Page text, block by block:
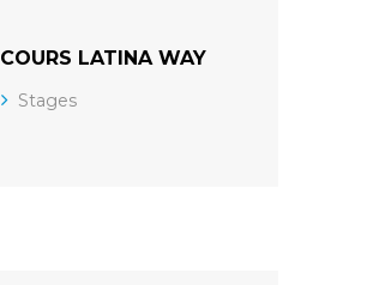
COURS LATINA WAY
Stages